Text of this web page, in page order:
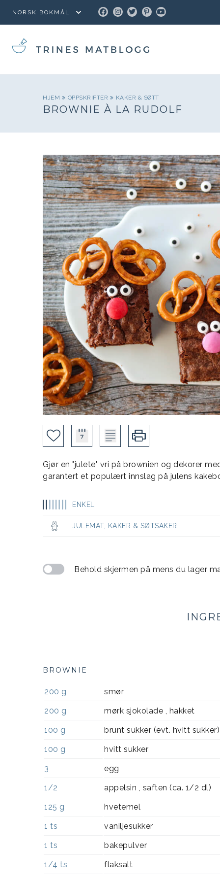
FACEBOOK
INSTAGRAM
TWITTER
PINTEREST
YOUTUBE
HJEM OPPSKRIFTER KAKER & SØTT
BROWNIE À LA RUDOLF
Gjør en "julete" vri på brownien og dekorer
garantert et populært innslag på julens
ENKEL
JULEMAT, KAKER & SØTSAKER
Behold skjermen på mens du lager
BROWNIE
200 g smør
200 g mørk sjokolade , hakket
100 g brunt sukker (evt. hvitt sukker)
100 g hvitt sukker
3 egg
1/2 appelsin , saften (ca. 1/2 dl)
125 g hvetemel
1 ts vaniljesukker
1 ts bakepulver
1/4 ts flaksalt